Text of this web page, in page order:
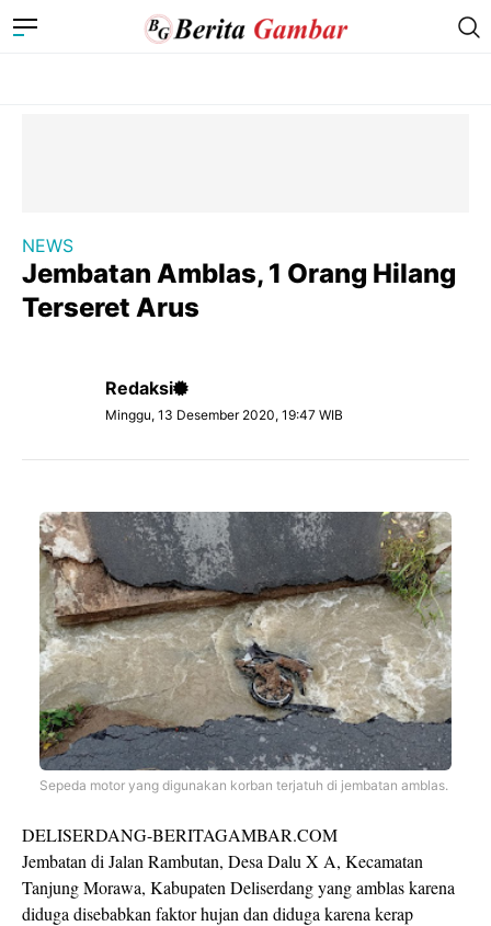
NEWS
Jembatan Amblas, 1 Orang Hilang
Terseret Arus
Redaksi
Minggu, 13 Desember 2020, 19:47 WIB
Sepeda motor yang digunakan korban terjatuh di jembatan amblas.
DELISERDANG-BERITAGAMBAR.COM
Jembatan di Jalan Rambutan, Desa Dalu X A, Kecamatan
Tanjung Morawa, Kabupaten Deliserdang yang amblas karena
diduga disebabkan faktor hujan dan diduga karena kerap